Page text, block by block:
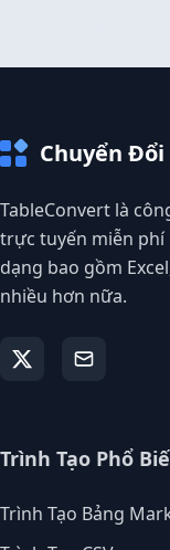
Chuyển Đổi
TableConvert là
trực tuyến miễn phí
dạng bao gồm
nhiều hơn nữa.
Trình Tạo Phổ
Trình Tạo Bảng